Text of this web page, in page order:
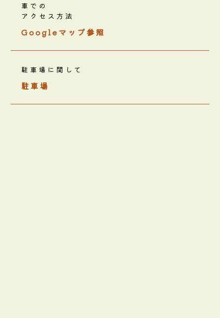
車での
アクセス方法
Googleマップ参照
駐車場に関して
駐車場